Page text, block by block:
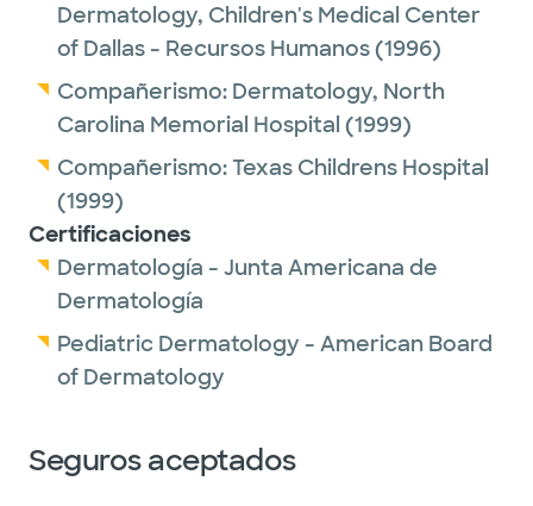
Dermatology, Children's Medical Center
of Dallas - Recursos Humanos(1996)
Compañerismo: Dermatology, North
Carolina Memorial Hospital (1999)
Compañerismo:Texas Childrens Hospital
(1999)
Certificaciones
Dermatología - Junta Americana de
Dermatología
Pediatric Dermatology - American Board
of Dermatology
Seguros aceptados